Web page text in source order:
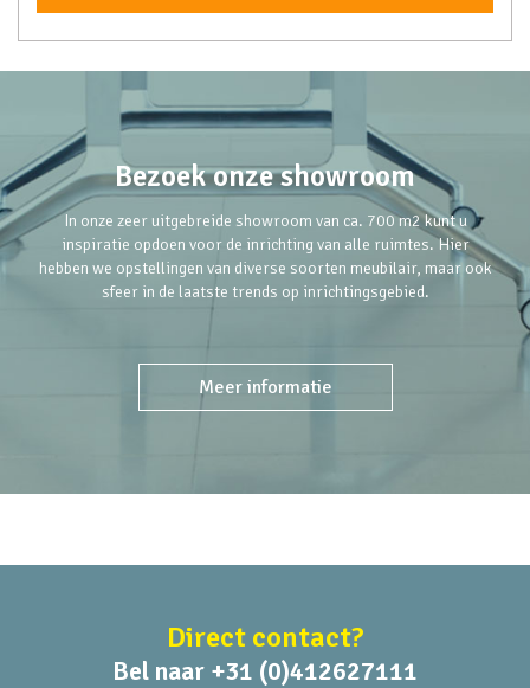
Bezoek onze showroom
In onze zeer uitgebreide showroom van ca. 700 m2 kunt u
inspiratie opdoen voor de inrichting van alle ruimtes. Hier
hebben we opstellingen van diverse soorten meubilair, maar ook
sfeer in de laatste trends op inrichtingsgebied.
Meer informatie
Direct contact?
Bel naar +31 (0)412627111